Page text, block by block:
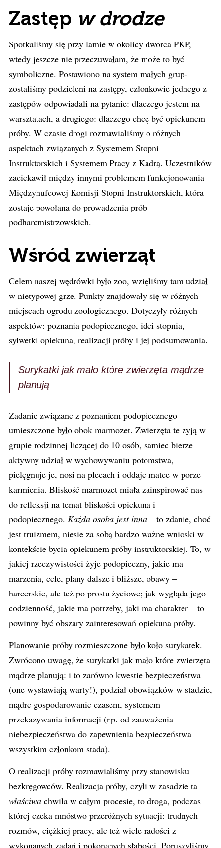
Zastęp w drodze
Spotkaliśmy się przy lamie w okolicy dworca PKP,
wtedy jeszcze nie przeczuwałam, że może to być
symboliczne. Postawiono na system małych grup-
zostaliśmy podzieleni na zastępy, członkowie jednego z
zastępów odpowiadali na pytanie: dlaczego jestem na
warsztatach, a drugiego: dlaczego chcę być opiekunem
próby. W czasie drogi rozmawialiśmy o różnych
aspektach związanych z Systemem Stopni
Instruktorskich i Systemem Pracy z Kadrą. Uczestników
zaciekawił między innymi problemem funkcjonowania
Międzyhufcowej Komisji Stopni Instruktorskich, która
zostaje powołana do prowadzenia prób
podharcmistrzowskich.
Wśród zwierząt
Celem naszej wędrówki było zoo, wzięliśmy tam udział
w nietypowej grze. Punkty znajdowały się w różnych
miejscach ogrodu zoologicznego. Dotyczyły różnych
aspektów: poznania podopiecznego, idei stopnia,
sylwetki opiekuna, realizacji próby i jej podsumowania.
Surykatki jak mało które zwierzęta mądrze
planują
Zadanie związane z poznaniem podopiecznego
umieszczone było obok marmozet. Zwierzęta te żyją w
grupie rodzinnej liczącej do 10 osób, samiec bierze
aktywny udział w wychowywaniu potomstwa,
pielęgnuje je, nosi na plecach i oddaje matce w porze
karmienia. Bliskość marmozet miała zainspirować nas
do refleksji na temat bliskości opiekuna i
podopiecznego. Każda osoba jest inna – to zdanie, choć
jest truizmem, niesie za sobą bardzo ważne wnioski w
kontekście bycia opiekunem próby instruktorskiej. To, w
jakiej rzeczywistości żyje podopieczny, jakie ma
marzenia, cele, plany dalsze i bliższe, obawy –
harcerskie, ale też po prostu życiowe; jak wygląda jego
codzienność, jakie ma potrzeby, jaki ma charakter – to
powinny być obszary zainteresowań opiekuna próby.
Planowanie próby rozmieszczone było koło surykatek.
Zwrócono uwagę, że surykatki jak mało które zwierzęta
mądrze planują: i to zarówno kwestie bezpieczeństwa
(one wystawiają warty!), podział obowiązków w stadzie,
mądre gospodarowanie czasem, systemem
przekazywania informacji (np. od zauważenia
niebezpieczeństwa do zapewnienia bezpieczeństwa
wszystkim członkom stada).
O realizacji próby rozmawialiśmy przy stanowisku
bezkręgowców. Realizacja próby, czyli w zasadzie ta
właściwa chwila w całym procesie, to droga, podczas
której czeka mnóstwo przeróżnych sytuacji: trudnych
rozmów, ciężkiej pracy, ale też wiele radości z
wykonanych zadań i pokonanych słabości. Poruszyliśmy